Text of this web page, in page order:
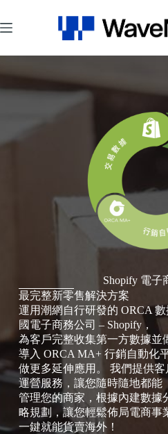
Shopify 電子
最完整新零售解決方案
運用潮網自行研發的 ORCA
國電子商務公司 – Shopify，
為客戶完整收集第一方數據並
導入 ORCA MA+ 行銷自動化
做更多延伸應用。 我們提供
運營服務，讓您隨時隨地都能
管理您的商家，根據內建數據
略規劃，讓您輕鬆佈局電商事
一鍵就能貨賣海外！